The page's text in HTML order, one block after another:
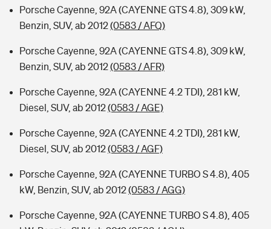
Porsche Cayenne, 92A (CAYENNE GTS 4.8), 309 kW,
Benzin, SUV, ab 2012(0583 / AFQ)
Porsche Cayenne, 92A (CAYENNE GTS 4.8), 309 kW,
Benzin, SUV, ab 2012(0583 / AFR)
Porsche Cayenne, 92A (CAYENNE 4.2 TDI), 281 kW,
Diesel, SUV, ab 2012(0583 / AGE)
Porsche Cayenne, 92A (CAYENNE 4.2 TDI), 281 kW,
Diesel, SUV, ab 2012(0583 / AGF)
Porsche Cayenne, 92A (CAYENNE TURBO S 4.8), 405
kW, Benzin, SUV, ab 2012(0583 / AGG)
Porsche Cayenne, 92A (CAYENNE TURBO S 4.8), 405